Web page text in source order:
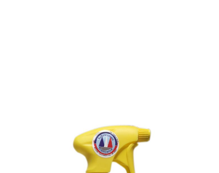
EFFACEUR DE TRACES DE